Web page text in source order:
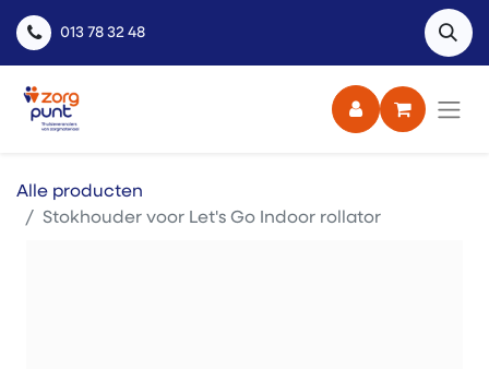
013 78 32 48
Alle producten
Stokhouder voor Let's Go Indoor rollator